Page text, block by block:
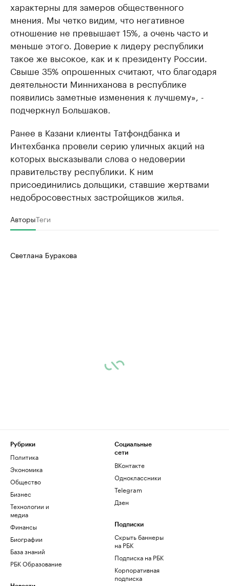
характерны для замеров общественного
мнения. Мы четко видим, что негативное
отношение не превышает 15%, а очень часто и
меньше этого. Доверие к лидеру республики
такое же высокое, как и к президенту России.
Свыше 35% опрошенных считают, что благодаря
деятельности Минниханова в республике
появились заметные изменения к лучшему», -
подчеркнул Большаков.
Ранее в Казани клиенты Татфондбанка и
Интехбанка провели серию уличных акций на
которых высказывали слова о недоверии
правительству республики. К ним
присоединились дольщики, ставшие жертвами
недобросовестных застройщиков жилья.
АвторыТеги
Светлана Буракова
Рубрики
Политика
Экономика
Общество
Бизнес
Технологии и
медиа
Финансы
Биографии
База знаний
РБК Образование
Социальные
сети
ВКонтакте
Одноклассники
Telegram
Дзен
Подписки
Скрыть баннеры
на РБК
Подписка на РБК
Корпоративная
подписка